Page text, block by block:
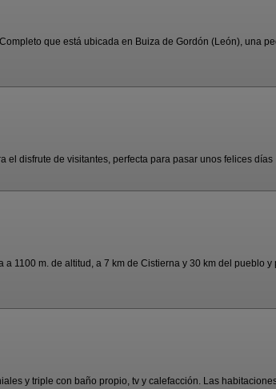
que está ubicada en Buiza de Gordón (León), una
disfrute de visitantes, perfecta para pasar unos felices días
1100 m. de altitud, a 7 km de Cistierna y 30 km del pueblo y
y triple con baño propio, tv y calefacción. Las